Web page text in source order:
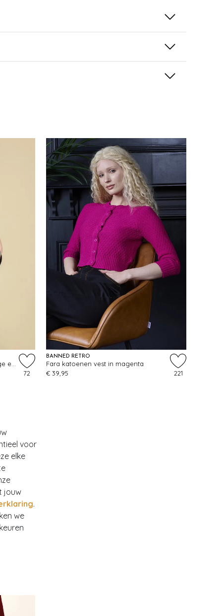
voor
elke
jouw
.
we
72
BANNED RETRO
Fara katoenen vest in magenta
€ 39,95
221